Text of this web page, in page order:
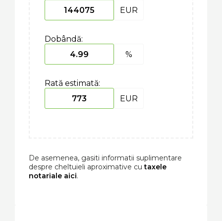
EUR
Dobândă:
%
Rată estimată:
EUR
De asemenea, gasiti informatii suplimentare
despre cheltuieli aproximative cutaxele
notariale aici.